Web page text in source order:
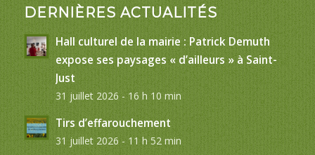
DERNIÈRES ACTUALITÉS
Hall culturel de la mairie : Patrick Demuth
expose ses paysages « d’ailleurs » à Saint-
Just
31 juillet 2026 - 16 h 10 min
Tirs d’effarouchement
31 juillet 2026 - 11 h 52 min